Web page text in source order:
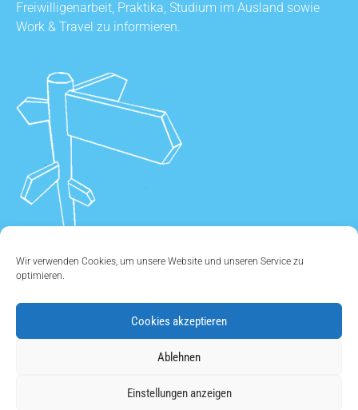
Wir verwenden Cookies, um unsere Website und unseren Service zu
optimieren.
Cookies akzeptieren
Ablehnen
Einstellungen anzeigen
Freiwilligenarbeit, Praktika, Studium im Ausland sowie
Work & Travel zu informieren.